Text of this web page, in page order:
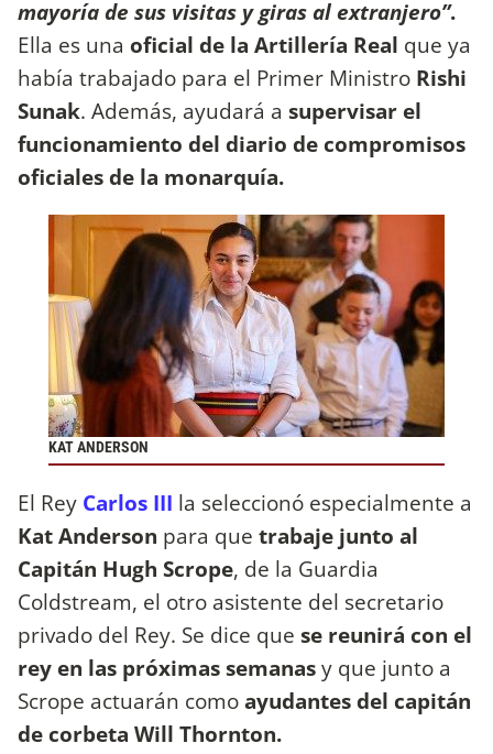
mayoría de sus visitas y giras al extranjero”.
Ella es una oficial de la Artillería Real que ya
había trabajado para el Primer Ministro Rishi
Sunak. Además, ayudará a supervisar el
funcionamiento del diario de compromisos
oficiales de la monarquía.
KAT ANDERSON
El Rey Carlos III la seleccionó especialmente a
Kat Anderson para que trabaje junto al
Capitán Hugh Scrope, de la Guardia
Coldstream, el otro asistente del secretario
privado del Rey. Se dice que se reunirá con el
rey en las próximas semanasy que junto a
Scrope actuarán comoayudantes del capitán
de corbeta Will Thornton.